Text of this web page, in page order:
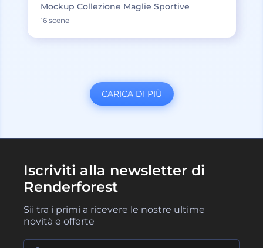
Mockup Collezione Maglie Sportive
16 scene
CARICA DI PIÙ
Iscriviti alla newsletter di
Renderforest
Sii tra i primi a ricevere le nostre ultime
novità e offerte